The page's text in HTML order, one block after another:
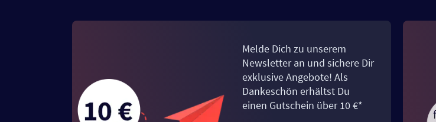
Melde Dich zu unserem
Newsletter an und sichere Dir
exklusive Angebote! Als
Dankeschön erhältst Du
einen Gutschein über 10 €*